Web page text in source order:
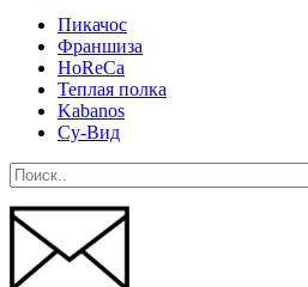
Пикачос
Франшиза
HoReCa
Теплая полка
Kabanos
Су-Вид